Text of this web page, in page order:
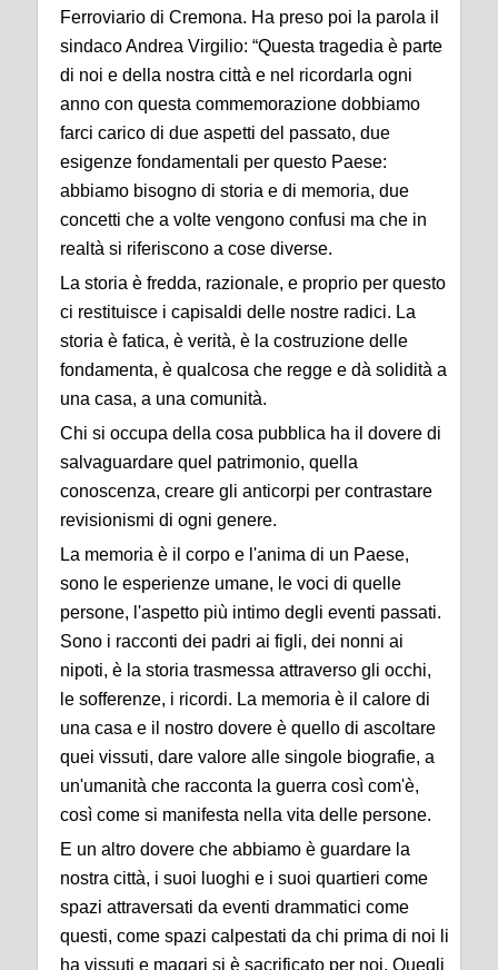
Ferroviario di Cremona. Ha preso poi la parola il
sindaco Andrea Virgilio: “Questa tragedia è parte
di noi e della nostra città e nel ricordarla ogni
anno con questa commemorazione dobbiamo
farci carico di due aspetti del passato, due
esigenze fondamentali per questo Paese:
abbiamo bisogno di storia e di memoria, due
concetti che a volte vengono confusi ma che in
realtà si riferiscono a cose diverse.
La storia è fredda, razionale, e proprio per questo
ci restituisce i capisaldi delle nostre radici. La
storia è fatica, è verità, è la costruzione delle
fondamenta, è qualcosa che regge e dà solidità a
una casa, a una comunità.
Chi si occupa della cosa pubblica ha il dovere di
salvaguardare quel patrimonio, quella
conoscenza, creare gli anticorpi per contrastare
revisionismi di ogni genere.
La memoria è il corpo e l'anima di un Paese,
sono le esperienze umane, le voci di quelle
persone, l'aspetto più intimo degli eventi passati.
Sono i racconti dei padri ai figli, dei nonni ai
nipoti, è la storia trasmessa attraverso gli occhi,
le sofferenze, i ricordi. La memoria è il calore di
una casa e il nostro dovere è quello di ascoltare
quei vissuti, dare valore alle singole biografie, a
un'umanità che racconta la guerra così com'è,
così come si manifesta nella vita delle persone.
E un altro dovere che abbiamo è guardare la
nostra città, i suoi luoghi e i suoi quartieri come
spazi attraversati da eventi drammatici come
questi, come spazi calpestati da chi prima di noi li
ha vissuti e magari si è sacrificato per noi. Quegli